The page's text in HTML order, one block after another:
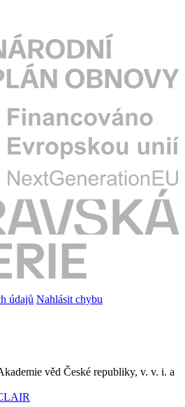
údajů Nahlásit chybu
věd České republiky, v. v. i. a